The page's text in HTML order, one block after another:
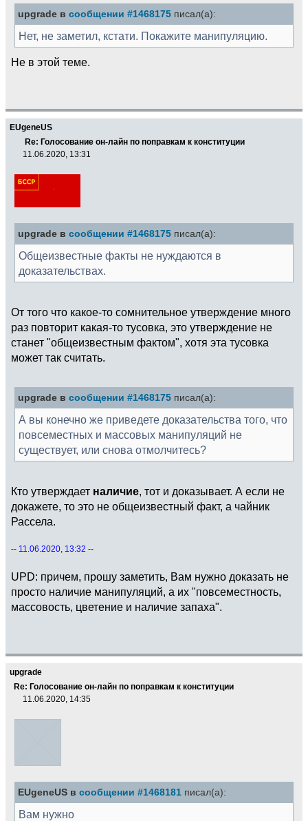
upgrade в сообщении #1468175 писал(а):
Нет, не заметил, кстати. Покажите манипуляцию.
Не в этой теме.
EUgeneUS
Re: Голосование он-лайн по поправкам к конституции
11.06.2020, 13:31
upgrade в сообщении #1468175 писал(а):
Общеизвестные факты не нуждаются в
доказательствах.
От того что какое-то сомнительное утверждение много
раз повторит какая-то тусовка, это утверждение не
станет "общеизвестным фактом", хотя эта тусовка
может так считать.
upgrade в сообщении #1468175 писал(а):
А вы конечно же приведете доказательства того, что
повсеместных и массовых манипуляций не
существует, или снова отмолчитесь?
Кто утверждает наличие, тот и доказывает. А если не
докажете, то это не общеизвестный факт, а чайник
Рассела.
-- 11.06.2020, 13:32 --
UPD: причем, прошу заметить, Вам нужно доказать не
просто наличие манипуляций, а их "повсеместность,
массовость, цветение и наличие запаха".
upgrade
Re: Голосование он-лайн по поправкам к конституции
11.06.2020, 14:35
EUgeneUS в сообщении #1468181 писал(а):
Вам нужно